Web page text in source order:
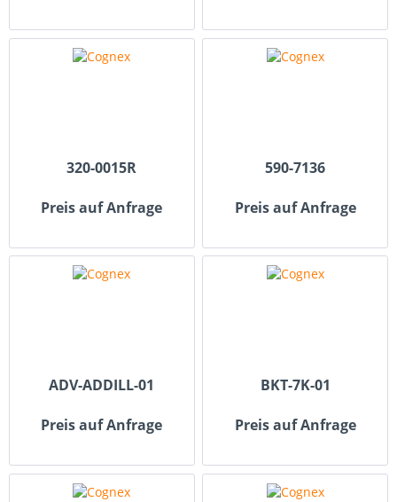
320-0015R
Preis auf Anfrage
590-7136
Preis auf Anfrage
ADV-ADDILL-01
Preis auf Anfrage
BKT-7K-01
Preis auf Anfrage